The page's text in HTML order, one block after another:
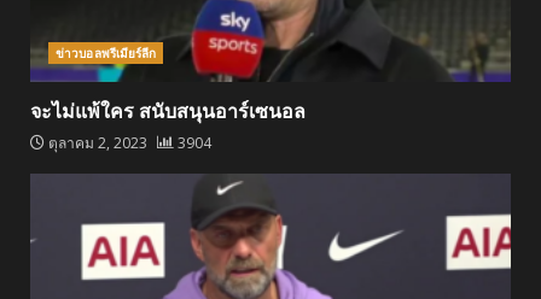
ข่าวบอลพรีเมียร์ลีก
จะไม่แพ้ใคร สนับสนุนอาร์เซนอล
ตุลาคม 2, 2023 3904